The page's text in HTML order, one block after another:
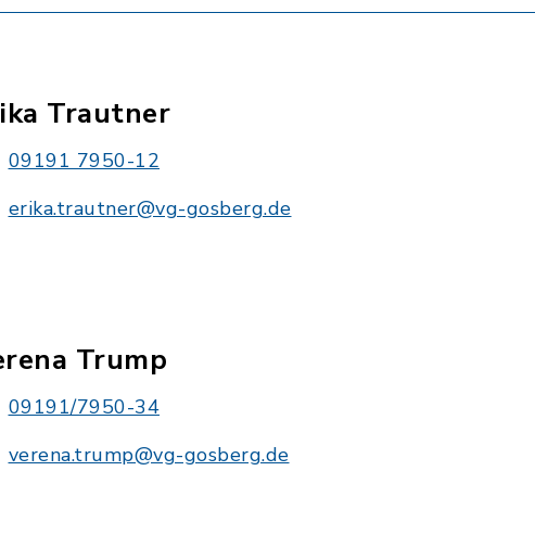
Trautner
09191 7950-12
erika.trautner@vg-gosberg.de
Trump
09191/7950-34
verena.trump@vg-gosberg.de